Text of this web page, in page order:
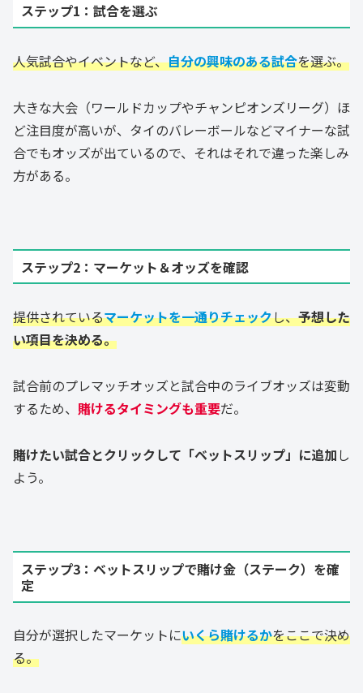
ステップ1：試合を選ぶ
人気試合やイベントなど、自分の興味のある試合を選ぶ。
大きな大会（ワールドカップやチャンピオンズリーグ）ほ
ど注目度が高いが、タイのバレーボールなどマイナーな試
合でもオッズが出ているので、それはそれで違った楽しみ
方がある。
ステップ2：マーケット＆オッズを確認
提供されているマーケットを一通りチェックし、予想した
い項目を決める。
試合前のプレマッチオッズと試合中のライブオッズは変動
するため、 賭けるタイミングも重要だ。
賭けたい試合とクリックして「ベットスリップ」に追加 し
よう。
ステップ3：ベットスリップで賭け金（ステーク）を確
定
自分が選択したマーケットにいくら賭けるかをここで決め
る。